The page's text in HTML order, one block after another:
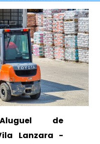
Aluguel de
Lanzara -